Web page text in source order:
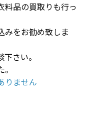
料品の買取りも行っ
みをお勧め致しま
さい。
りません